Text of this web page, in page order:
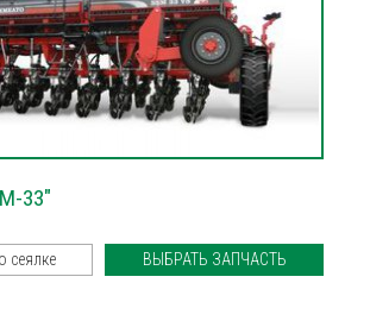
33"
сеялке ВЫБРАТЬ ЗАПЧАСТЬ